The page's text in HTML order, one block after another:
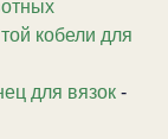
кобели для
для вязок -